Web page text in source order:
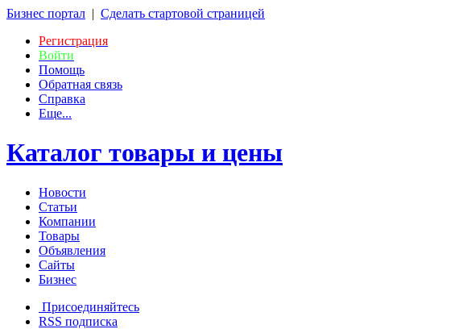
Бизнес портал | Сделать стартовой страницей
Регистрация
Войти
Помощь
Обратная связь
Справка
Еще...
Каталог товары и цены
Новости
Статьи
Компании
Товары
Объявления
Сайты
Бизнес
Присоединяйтесь
RSS подписка